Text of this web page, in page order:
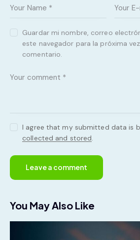
Guardar mi nombre, correo
este navegador para la próxima
comentario.
I agree that my submitted data is
collected and stored.
You May Also Like